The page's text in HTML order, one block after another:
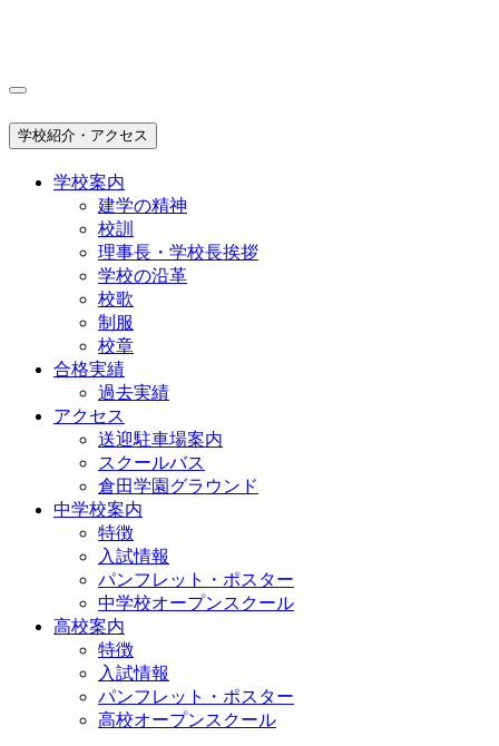
学校紹介・アクセス
学校案内
建学の精神
校訓
理事長・学校長挨拶
学校の沿革
校歌
制服
校章
合格実績
過去実績
アクセス
送迎駐車場案内
スクールバス
倉田学園グラウンド
中学校案内
特徴
入試情報
パンフレット・ポスター
中学校オープンスクール
高校案内
特徴
入試情報
パンフレット・ポスター
高校オープンスクール